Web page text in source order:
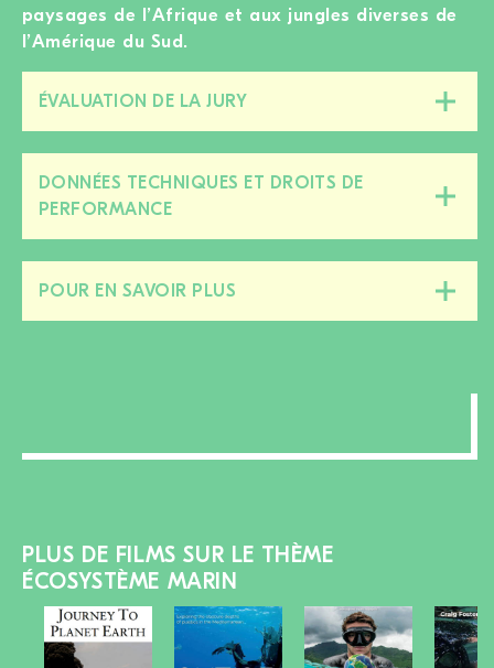
paysages de l’Afrique et aux jungles diverses de
l’Amérique du Sud.
ÉVALUATION DE LA JURY
cette
section
DONNÉES TECHNIQUES ET DROITS DE
PERFORMANCE
POUR EN SAVOIR PLUS
cette
PLUS DE FILMS SUR LE THÈME
ÉCOSYSTÈME MARIN